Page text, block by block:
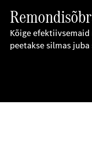
Kõige
peetakse silmas